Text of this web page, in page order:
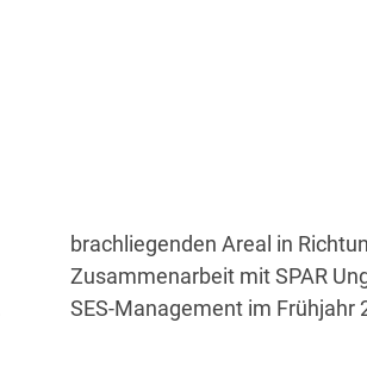
SES-Management im Frühjahr